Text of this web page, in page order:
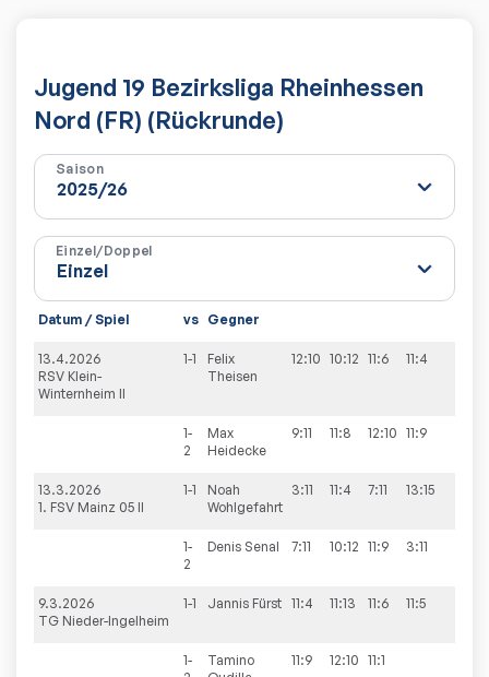
Jugend 19 Bezirksliga Rheinhessen
Nord (FR) (Rückrunde)
Saison
Einzel/Doppel
Datum / Spiel vs Gegner
13.4.2026
RSV Klein-
Winternheim II
1-1
Felix
Theisen
12:10 10:12 11:6 11:4
1-
2
Max
Heidecke
9:11 11:8 12:10 11:9
13.3.2026
1. FSV Mainz 05 II
1-1
Noah
Wohlgefahrt
3:11 11:4 7:11 13:15
1-
2
Denis Senal 7:11 10:12 11:9 3:11
9.3.2026
TG Nieder-Ingelheim
1-1 Jannis Fürst 11:4 11:13 11:6 11:5
1-
Tamino
11:9 12:10 11:1